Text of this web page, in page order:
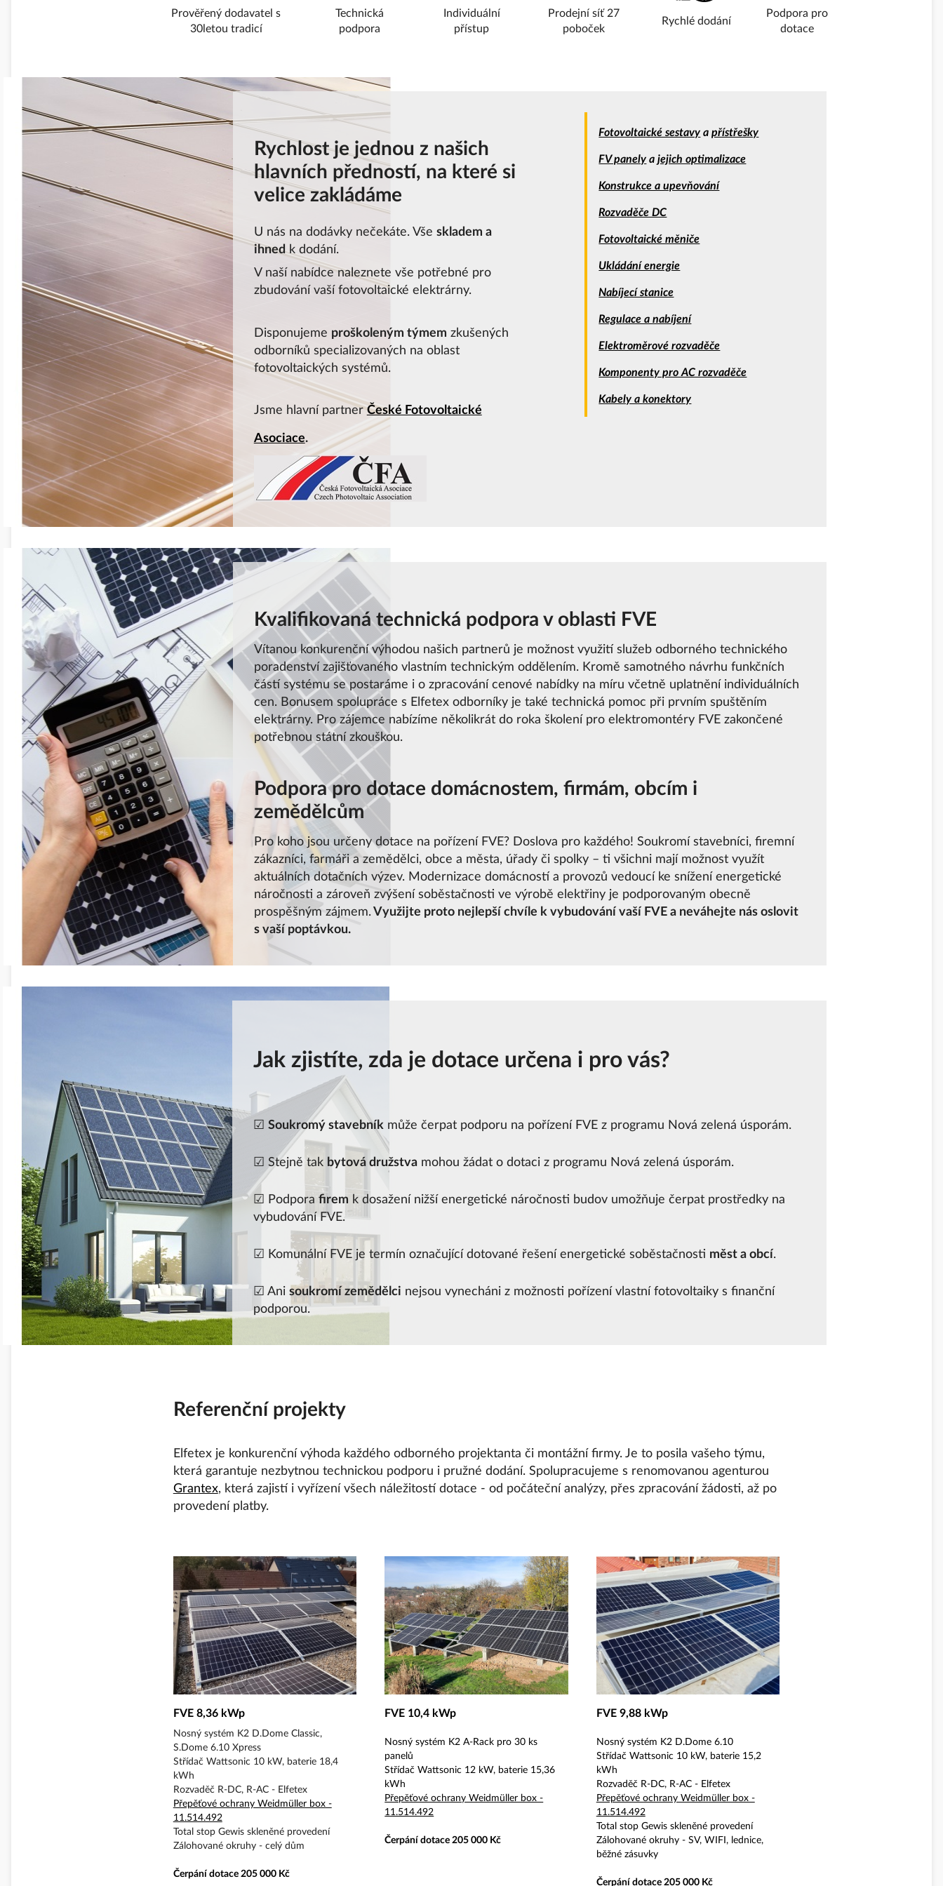
Prověřený dodavatel s
30letou tradicí
Technická
podpora
Individuální
přístup
Prodejní síť 27
poboček
Rychlé dodání
Podpora pro
dotace
Rychlost je jednou z našich
hlavních předností, na které si
velice zakládáme
U nás na dodávky nečekáte. Vše skladem a
ihned k dodání.
V naší nabídce naleznete vše potřebné pro
zbudování vaší fotovoltaické elektrárny.
Disponujeme proškoleným týmem zkušených
odborníků specializovaných na oblast
fotovoltaických systémů.
Jsme hlavní partnerČeské Fotovoltaické
Asociace.
Fotovoltaické sestavy apřístřešky
FV panely ajejich optimalizace
Konstrukce a upevňování
Rozvaděče DC
Fotovoltaické měniče
Ukládání energie
Nabíjecí stanice
Regulace a nabíjení
Elektroměrové rozvaděče
Komponenty pro AC rozvaděče
Kabely a konektory
Kvalifikovaná technická podpora v oblasti FVE
Vítanou konkurenční výhodou našich partnerů je možnost využití služeb odborného technického
poradenství zajišťovaného vlastním technickým oddělením. Kromě samotného návrhu funkčních
částí systému se postaráme i o zpracování cenové nabídky na míru včetně uplatnění individuálních
cen. Bonusem spolupráce s Elfetex odborníky je také technická pomoc při prvním spuštěním
elektrárny. Pro zájemce nabízíme několikrát do roka školení pro elektromontéry FVE zakončené
potřebnou státní zkouškou.
Podpora pro dotace domácnostem, firmám, obcím i
zemědělcům
Pro koho jsou určeny dotace na pořízení FVE? Doslova pro každého! Soukromí stavebníci, firemní
zákazníci, farmáři a zemědělci, obce a města, úřady či spolky – ti všichni mají možnost využít
aktuálních dotačních výzev. Modernizace domácností a provozů vedoucí ke snížení energetické
náročnosti a zároveň zvýšení soběstačnosti ve výrobě elektřiny je podporovaným obecně
prospěšným zájmem. Využijte proto nejlepší chvíle k vybudování vaší FVE a neváhejte nás oslovit
s vaší poptávkou.
Jak zjistíte, zda je dotace určena i pro vás?
☑ Soukromý stavebník může čerpat podporu na pořízení FVE z programu Nová zelená úsporám.
☑ Stejně tak bytová družstva mohou žádat o dotaci z programu Nová zelená úsporám.
☑ Podpora firem k dosažení nižší energetické náročnosti budov umožňuje čerpat prostředky na
vybudování FVE.
☑ Komunální FVE je termín označující dotované řešení energetické soběstačnosti měst a obcí.
☑ Ani soukromí zemědělci nejsou vynecháni z možnosti pořízení vlastní fotovoltaiky s finanční
podporou.
Referenční projekty
Elfetex je konkurenční výhoda každého odborného projektanta či montážní firmy. Je to posila vašeho týmu,
která garantuje nezbytnou technickou podporu i pružné dodání. Spolupracujeme s renomovanou agenturou
Grantex, která zajistí i vyřízení všech náležitostí dotace - od počáteční analýzy, přes zpracování žádosti, až po
provedení platby.
FVE 8,36 kWp
Nosný systém K2 D.Dome Classic,
S.Dome 6.10 Xpress
Střídač Wattsonic 10 kW, baterie 18,4
kWh
Rozvaděč R-DC, R-AC - Elfetex
Přepěťové ochrany Weidmüller box -
11.514.492
Total stop Gewis skleněné provedení
Zálohované okruhy - celý dům
Čerpání dotace 205 000 Kč
FVE 10,4 kWp
Nosný systém K2 A-Rack pro 30 ks
panelů
Střídač Wattsonic 12 kW, baterie 15,36
kWh
Přepěťové ochrany Weidmüller box -
11.514.492
Čerpání dotace 205 000 Kč
FVE 9,88 kWp
Nosný systém K2 D.Dome 6.10
Střídač Wattsonic 10 kW, baterie 15,2
kWh
Rozvaděč R-DC, R-AC - Elfetex
Přepěťové ochrany Weidmüller box -
11.514.492
Total stop Gewis skleněné provedení
Zálohované okruhy - SV, WIFI, lednice,
běžné zásuvky
Čerpání dotace 205 000 Kč